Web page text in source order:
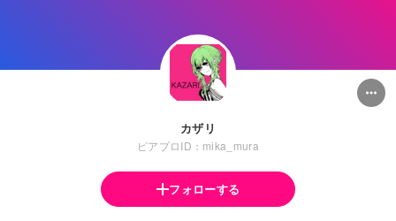
カザリ
ピアプロID：mika_mura
フォローする